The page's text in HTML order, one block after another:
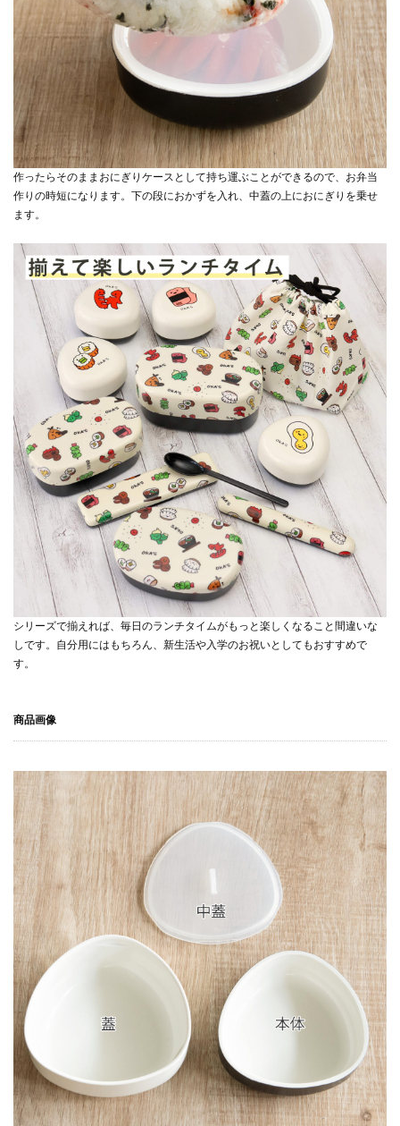
作ったらそのままおにぎりケースとして持ち運ぶことができるので、お弁当
作りの時短になります。下の段におかずを入れ、中蓋の上におにぎりを乗せ
ます。
シリーズで揃えれば、毎日のランチタイムがもっと楽しくなること間違いな
しです。自分用にはもちろん、新生活や入学のお祝いとしてもおすすめで
す。
商品画像